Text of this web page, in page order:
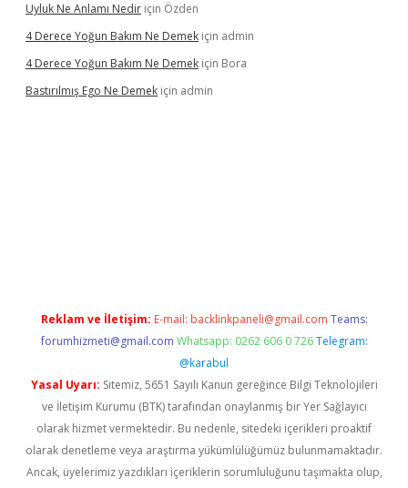
Uyluk Ne Anlamı Nedir için Özden
4 Derece Yoğun Bakım Ne Demek için admin
4 Derece Yoğun Bakım Ne Demek için Bora
Bastırılmış Ego Ne Demek için admin
Reklam ve İletişim: E-mail: backlinkpaneli@gmail.com Teams:
forumhizmeti@gmail.com Whatsapp: 0262 606 0 726 Telegram:
@karabul
Yasal Uyarı: Sitemiz, 5651 Sayılı Kanun gereğince Bilgi Teknolojileri
ve İletişim Kurumu (BTK) tarafından onaylanmış bir Yer Sağlayıcı
olarak hizmet vermektedir. Bu nedenle, sitedeki içerikleri proaktif
olarak denetleme veya araştırma yükümlülüğümüz bulunmamaktadır.
Ancak, üyelerimiz yazdıkları içeriklerin sorumluluğunu taşımakta olup,